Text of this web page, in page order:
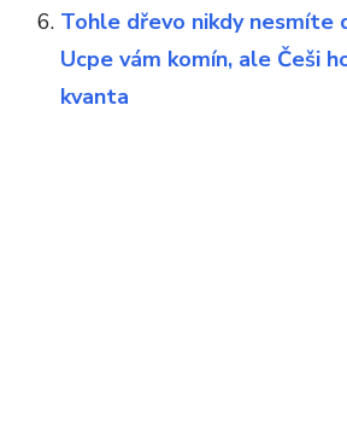
Tohle dřevo nikdy nesmíte
Ucpe vám komín, ale Češi
kvanta